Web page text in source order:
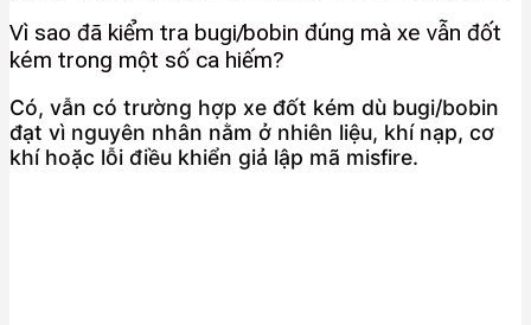
Vì sao đã kiểm tra bugi/bobin đúng mà xe vẫn đốt
kém trong một số ca hiếm?
Có, vẫn có trường hợp xe đốt kém dù bugi/bobin
đạt vì nguyên nhân nằm ở nhiên liệu, khí nạp, cơ
khí hoặc lỗi điều khiển giả lập mã misfire.